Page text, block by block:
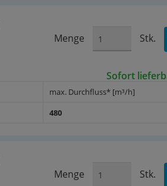
Menge Stk.
Sofort
max. Durchfluss* [m³/h]
480
Menge Stk.